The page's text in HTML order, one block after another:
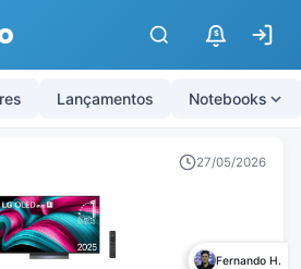
$
Lançamentos Notebooks
27/05/2026
Fernando H.